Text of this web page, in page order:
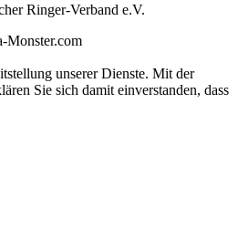
Ringer-Verband e.V.
Monster.com
unserer Dienste. Mit der
Sie sich damit einverstanden, dass